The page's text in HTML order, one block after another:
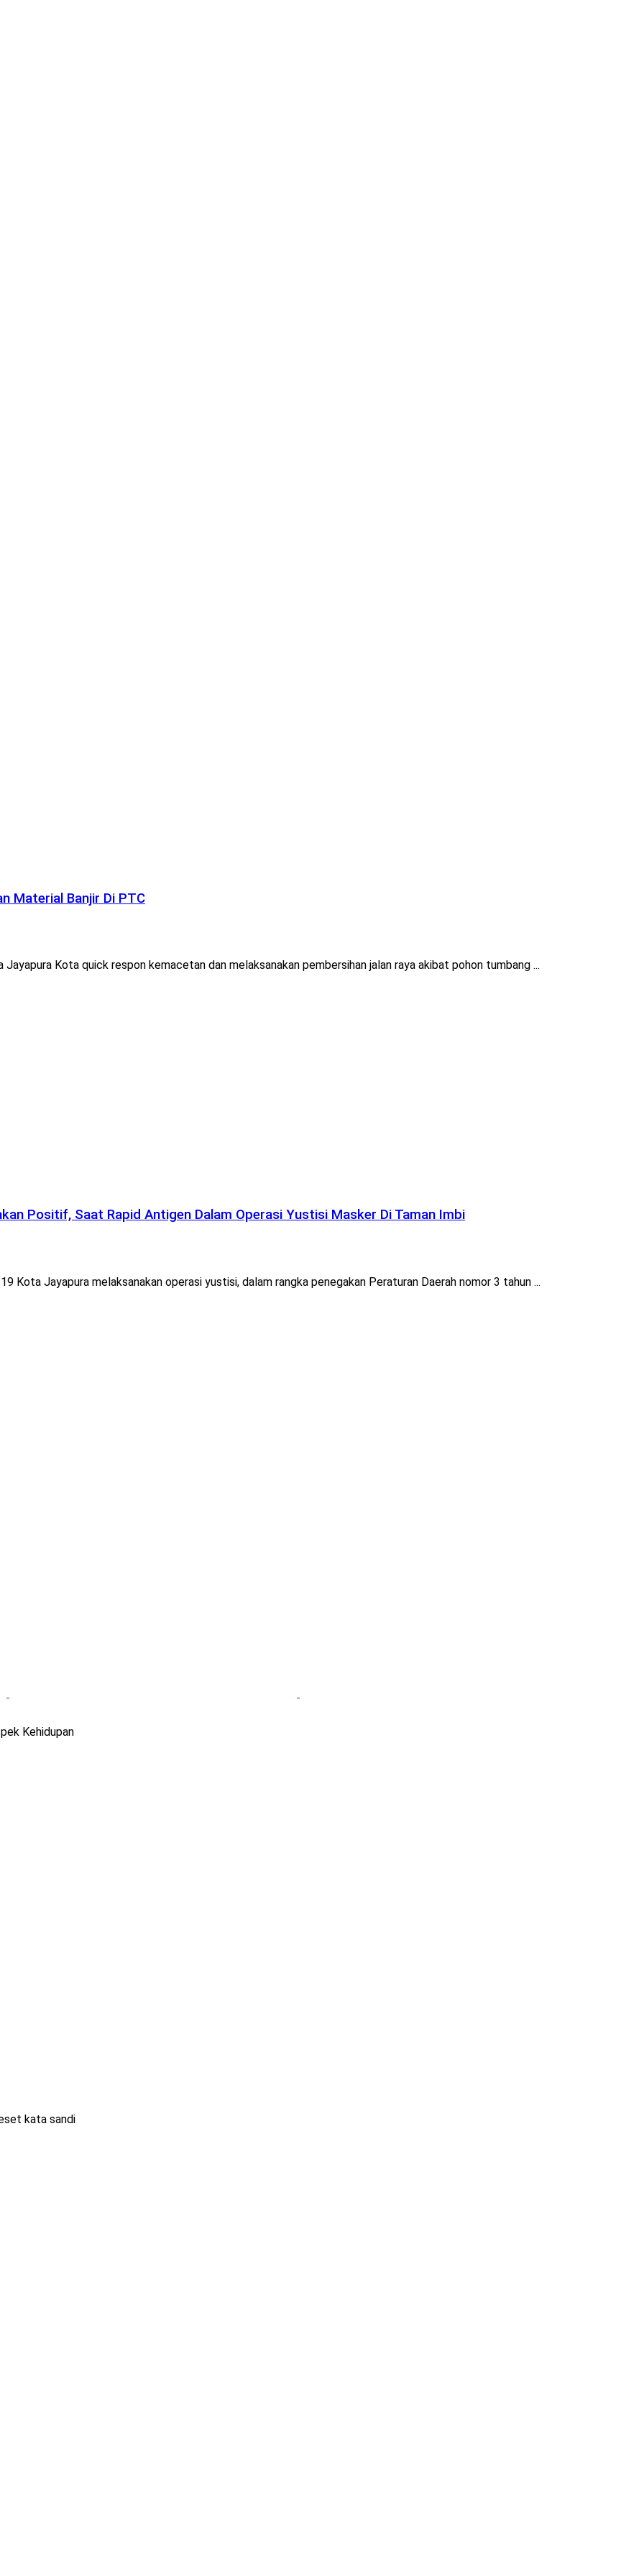
Material Banjir Di PTC
Kota quick respon kemacetan dan melaksanakan pembersihan jalan raya akibat pohon tumbang ...
Positif, Saat Rapid Antigen Dalam Operasi Yustisi Masker Di Taman Imbi
Kota Jayapura melaksanakan operasi yustisi, dalam rangka penegakan Peraturan Daerah nomor 3 tahun ...
Kehidupan
kata sandi